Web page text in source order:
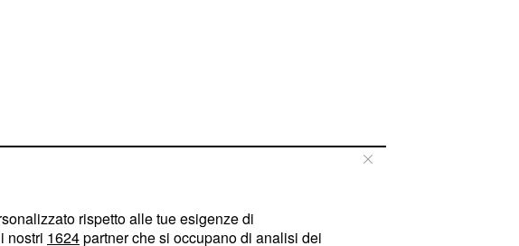
rispetto alle tue esigenze di
nostri 1624partner che si occupano di analisi dei